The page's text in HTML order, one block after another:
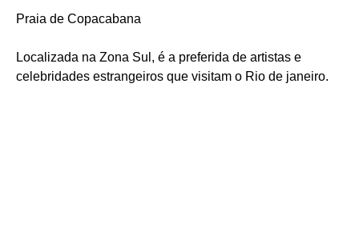
Praia de Copacabana
Localizada na Zona Sul, é a preferida de artistas e
celebridades estrangeiros que visitam o Rio de janeiro.